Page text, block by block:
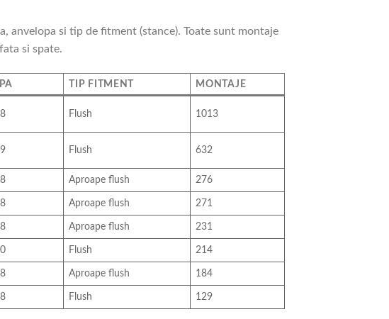
anvelopa si tip de fitment (stance). Toate sunt montaje
si spate.
TIP FITMENT MONTAJE
Flush 1013
Flush 632
Aproape flush 276
Aproape flush 271
Aproape flush 231
Flush 214
Aproape flush 184
Flush 129